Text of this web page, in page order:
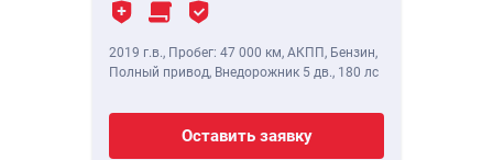
2019 г.в., Пробег: 47 000 км, АКПП, Бензин,
Полный привод, Внедорожник 5 дв., 180 лс
Оставить заявку